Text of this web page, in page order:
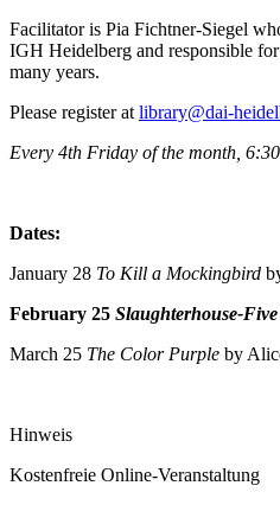
Facilitator is Pia Fichtner-Siegel
IGH Heidelberg and responsible
many years.
Please register at library@dai-
Every 4th Friday of the month,
Dates:
January 28 To Kill a Mockingbird
February 25 Slaughterhouse-Five
March 25 The Color Purple by
Hinweis
Kostenfreie Online-Veranstaltung